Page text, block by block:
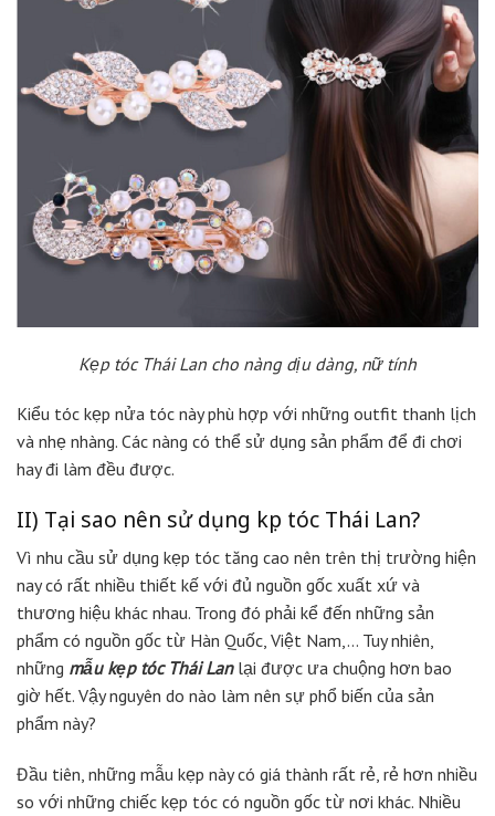
Kẹp tóc Thái Lan cho nàng dịu dàng, nữ tính
Kiểu tóc kẹp nửa tóc này phù hợp với những outfit thanh lịch
và nhẹ nhàng. Các nàng có thể sử dụng sản phẩm để đi chơi
hay đi làm đều được.
II) Tại sao nên sử dụng kẹp tóc Thái Lan?
Vì nhu cầu sử dụng kẹp tóc tăng cao nên trên thị trường hiện
nay có rất nhiều thiết kế với đủ nguồn gốc xuất xứ và
thương hiệu khác nhau. Trong đó phải kể đến những sản
phẩm có nguồn gốc từ Hàn Quốc, Việt Nam,… Tuy nhiên,
những mẫu kẹp tóc Thái Lanlại được ưa chuộng hơn bao
giờ hết. Vậy nguyên do nào làm nên sự phổ biến của sản
phẩm này?
Đầu tiên, những mẫu kẹp này có giá thành rất rẻ, rẻ hơn nhiều
so với những chiếc kẹp tóc có nguồn gốc từ nơi khác. Nhiều